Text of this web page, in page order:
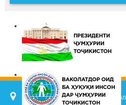
734025, ш. Душанбе, кӯч. Ҷалол